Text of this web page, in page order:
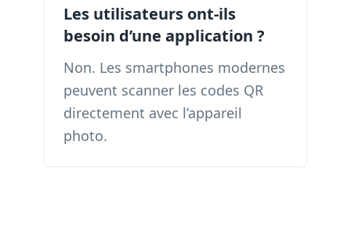
Les utilisateurs ont-ils
besoin d’une application ?
Non. Les smartphones modernes
peuvent scanner les codes QR
directement avec l’appareil
photo.